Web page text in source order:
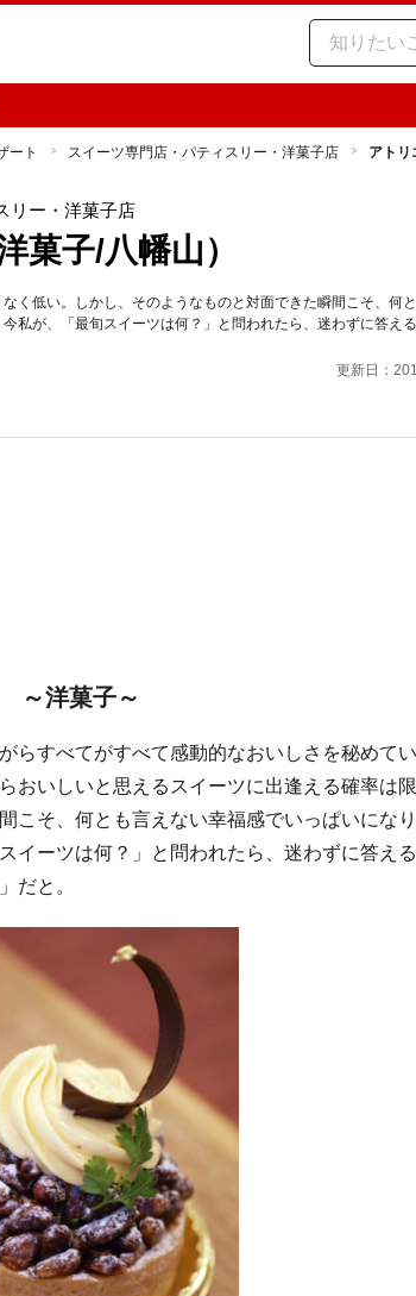
ート スイーツ専門店・パティスリー・洋菓子店 アトリ
リー・洋菓子店
菓子/八幡山）
く低い。しかし、そのようなものと対面できた瞬間こそ、何
私が、「最旬スイーツは何？」と問われたら、迷わずに答える
更新日：
～洋菓子～
らすべてがすべて感動的なおいしさを秘めて
おいしいと思えるスイーツに出逢える確率は
こそ、何とも言えない幸福感でいっぱいにな
イーツは何？」と問われたら、迷わずに答え
だと。